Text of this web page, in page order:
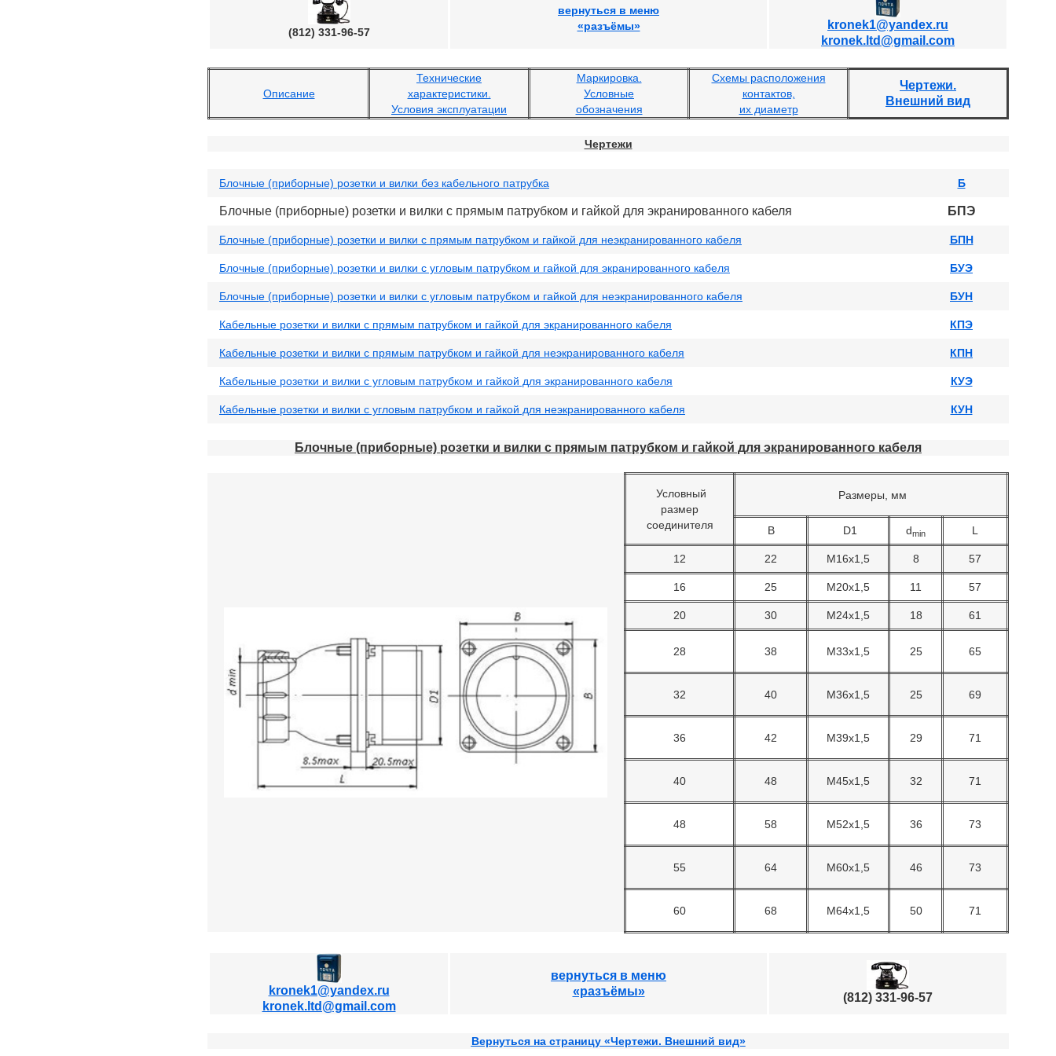
(812) 331-96-57
вернуться в меню
«разъёмы»
kronek1@yandex.ru
kronek.ltd@gmail.com
Описание
Технические
характеристики.
Условия эксплуатации
Маркировка.
Условные
обозначения
Схемы расположения
контактов,
их диаметр
Чертежи.
Внешний вид
Чертежи
Блочные (приборные) розетки и вилки без кабельного патрубка Б
Блочные (приборные) розетки и вилки с прямым патрубком и гайкой для экранированного кабеля БПЭ
Блочные (приборные) розетки и вилки с прямым патрубком и гайкой для неэкранированного кабеля БПН
Блочные (приборные) розетки и вилки с угловым патрубком и гайкой для экранированного кабеля БУЭ
Блочные (приборные) розетки и вилки с угловым патрубком и гайкой для неэкранированного кабеля БУН
Кабельные розетки и вилки с прямым патрубком и гайкой для экранированного кабеля КПЭ
Кабельные розетки и вилки с прямым патрубком и гайкой для неэкранированного кабеля КПН
Кабельные розетки и вилки с угловым патрубком и гайкой для экранированного кабеля КУЭ
Кабельные розетки и вилки с угловым патрубком и гайкой для неэкранированного кабеля КУН
Блочные (приборные) розетки и вилки с прямым патрубком и гайкой для экранированного кабеля
Условный
размер
соединителя
Размеры, мм
B D1 dmin L
12 22 М16х1,5 8 57
16 25 М20х1,5 11 57
20 30 М24х1,5 18 61
28 38 М33х1,5 25 65
32 40 М36х1,5 25 69
36 42 М39х1,5 29 71
40 48 М45х1,5 32 71
48 58 М52х1,5 36 73
55 64 М60х1,5 46 73
60 68 М64х1,5 50 71
kronek1@yandex.ru
kronek.ltd@gmail.com
вернуться в меню
«разъёмы»
(812) 331-96-57
Вернуться на страницу «Чертежи. Внешний вид»